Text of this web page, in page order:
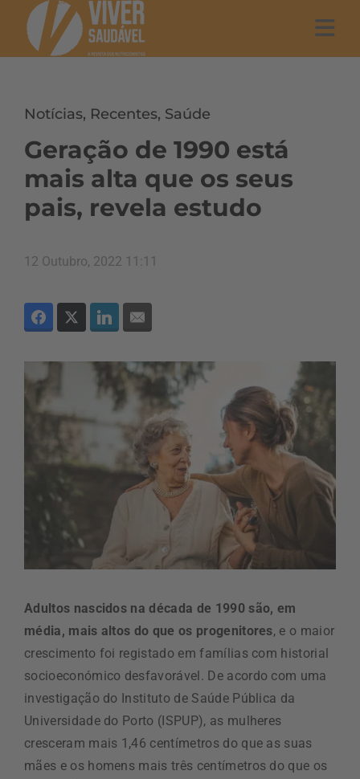
Notícias, Recentes, Saúde
Geração de 1990 está
mais alta que os seus
pais, revela estudo
12 Outubro, 2022 11:11
Adultos nascidos na década de 1990 são, em
média, mais altos do que os progenitores, e o maior
crescimento foi registado em famílias com historial
socioeconómico desfavorável. De acordo com uma
investigação do Instituto de Saúde Pública da
Universidade do Porto (ISPUP), as mulheres
cresceram mais 1,46 centímetros do que as suas
mães e os homens mais três centímetros do que os